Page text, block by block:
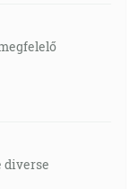
diverse